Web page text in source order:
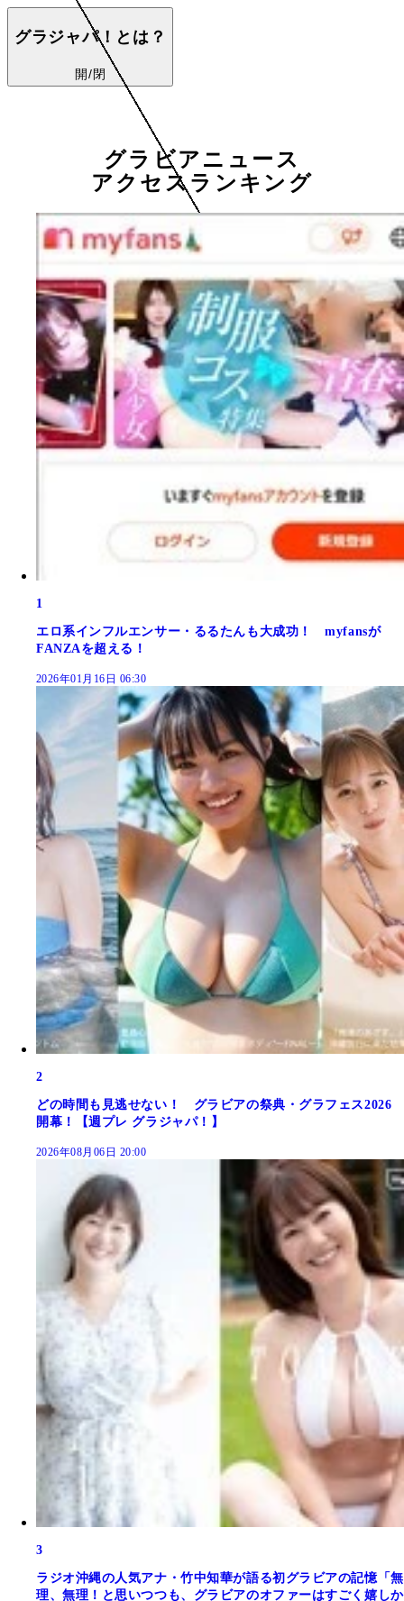
グラジャパ！とは？
開/閉
グラビアニュース
アクセスランキング
1
エロ系インフルエンサー・るるたんも大成功！ myfansが
FANZAを超える！
2026年01月16日 06:30
2
どの時間も見逃せない！ グラビアの祭典・グラフェス2026
開幕！【週プレ グラジャパ！】
2026年08月06日 20:00
3
ラジオ沖縄の人気アナ・竹中知華が語る初グラビアの記憶「無
理、無理！と思いつつも、グラビアのオファーはすごく嬉しか